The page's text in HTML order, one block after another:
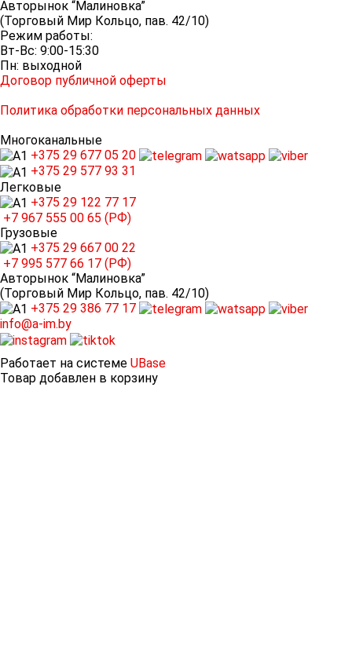
Авторынок “Малиновка”
(Торговый Мир Кольцо, пав. 42/10)
Режим работы:
Вт-Вс: 9:00-15:30
Пн: выходной
Договор публичной оферты
Политика обработки персональных данных
Многоканальные
+375 29 677 05 20
+375 29 577 93 31
Легковые
+375 29 122 77 17
+7 967 555 00 65 (РФ)
Грузовые
+375 29 667 00 22
+7 995 577 66 17 (РФ)
Авторынок “Малиновка”
(Торговый Мир Кольцо, пав. 42/10)
+375 29 386 77 17
info@a-im.by
Работает на системе UBase
Товар добавлен в корзину